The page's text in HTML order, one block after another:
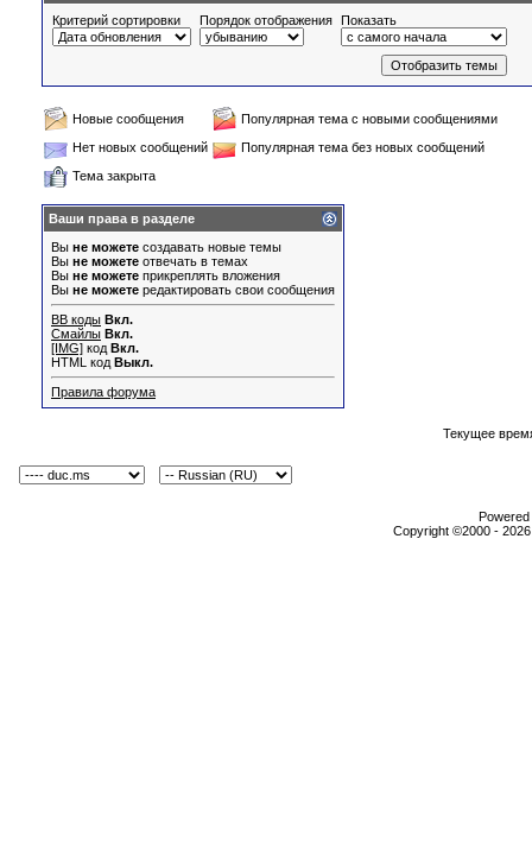
Критерий сортировки
Порядок отображения Показать
Новые сообщения
Популярная тема с новыми сообщениями
Нет новых сообщений
Популярная тема без новых сообщений
Тема закрыта
Ваши права в разделе
Вы не можете создавать новые темы
Вы не можете отвечать в темах
Вы не можете прикреплять вложения
Вы не можете редактировать свои сообщения
BB коды Вкл.
Смайлы Вкл.
[IMG] код Вкл.
HTML код Выкл.
Правила форума
Текущее
Copyright ©2000 -